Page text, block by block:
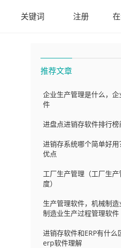
关键词 注册
推荐文章
企业生产管理是什么，
件
进盘点进销存软件排行榜
进销存系统哪个简单好
优点
工厂生产管理（工厂生
度）
生产管理软件，机械制造
制造业生产过程管理软件
进销存软件和ERP有什么
erp软件理解